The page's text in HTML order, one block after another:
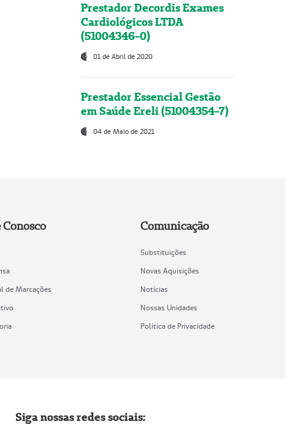
Prestador Decordis Exames
Cardiológicos LTDA
(51004346-0)
01 de Abril de 2020
Prestador Essencial Gestão
em Saúde Ereli (51004354-7)
04 de Maio de 2021
Conosco
de Marcações
Comunicação
Substituições
Novas Aquisições
Notícias
Nossas Unidades
Política de Privacidade
Siga nossas redes sociais: